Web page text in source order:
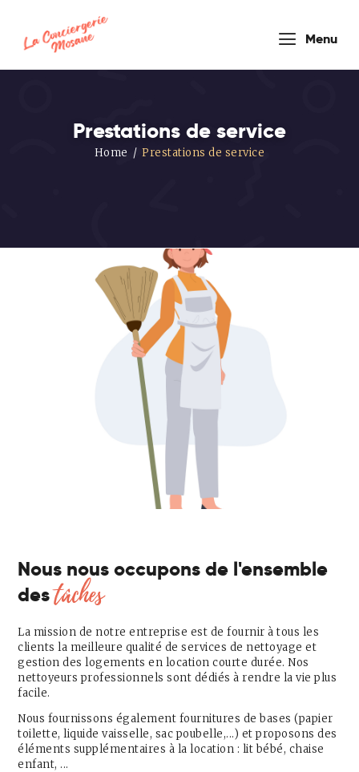
Menu
Prestations de service
Home Prestations de service
conciergerie
mosane
HOUSEKEEPER COMPANY
Prestations
de service
Français
Nous nous occupons de l'ensemble
destâches
La mission de notre entreprise est de fournir à tous les
clients la meilleure qualité de services de nettoyage et
gestion des logements en location courte durée. Nos
nettoyeurs professionnels sont dédiés à rendre la vie plus
facile.
Nous fournissons également fournitures de bases (papier
toilette, liquide vaisselle, sac poubelle,...) et proposons des
éléments supplémentaires à la location : lit bébé, chaise
enfant, ...